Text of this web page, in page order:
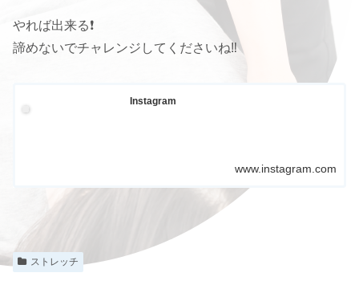
やれば出来る❗️
諦めないでチャレンジしてくださいね‼️
Instagram
www.instagram.com
ストレッチ